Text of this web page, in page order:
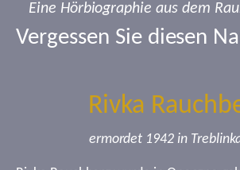
Eine Hörbiographie aus dem
Vergessen Sie diesen
Rivka
ermordet 1942 in